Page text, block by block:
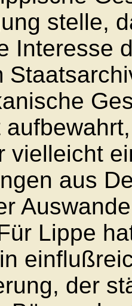
stelle,
Interesse
vielleicht
aus
Lippe
der